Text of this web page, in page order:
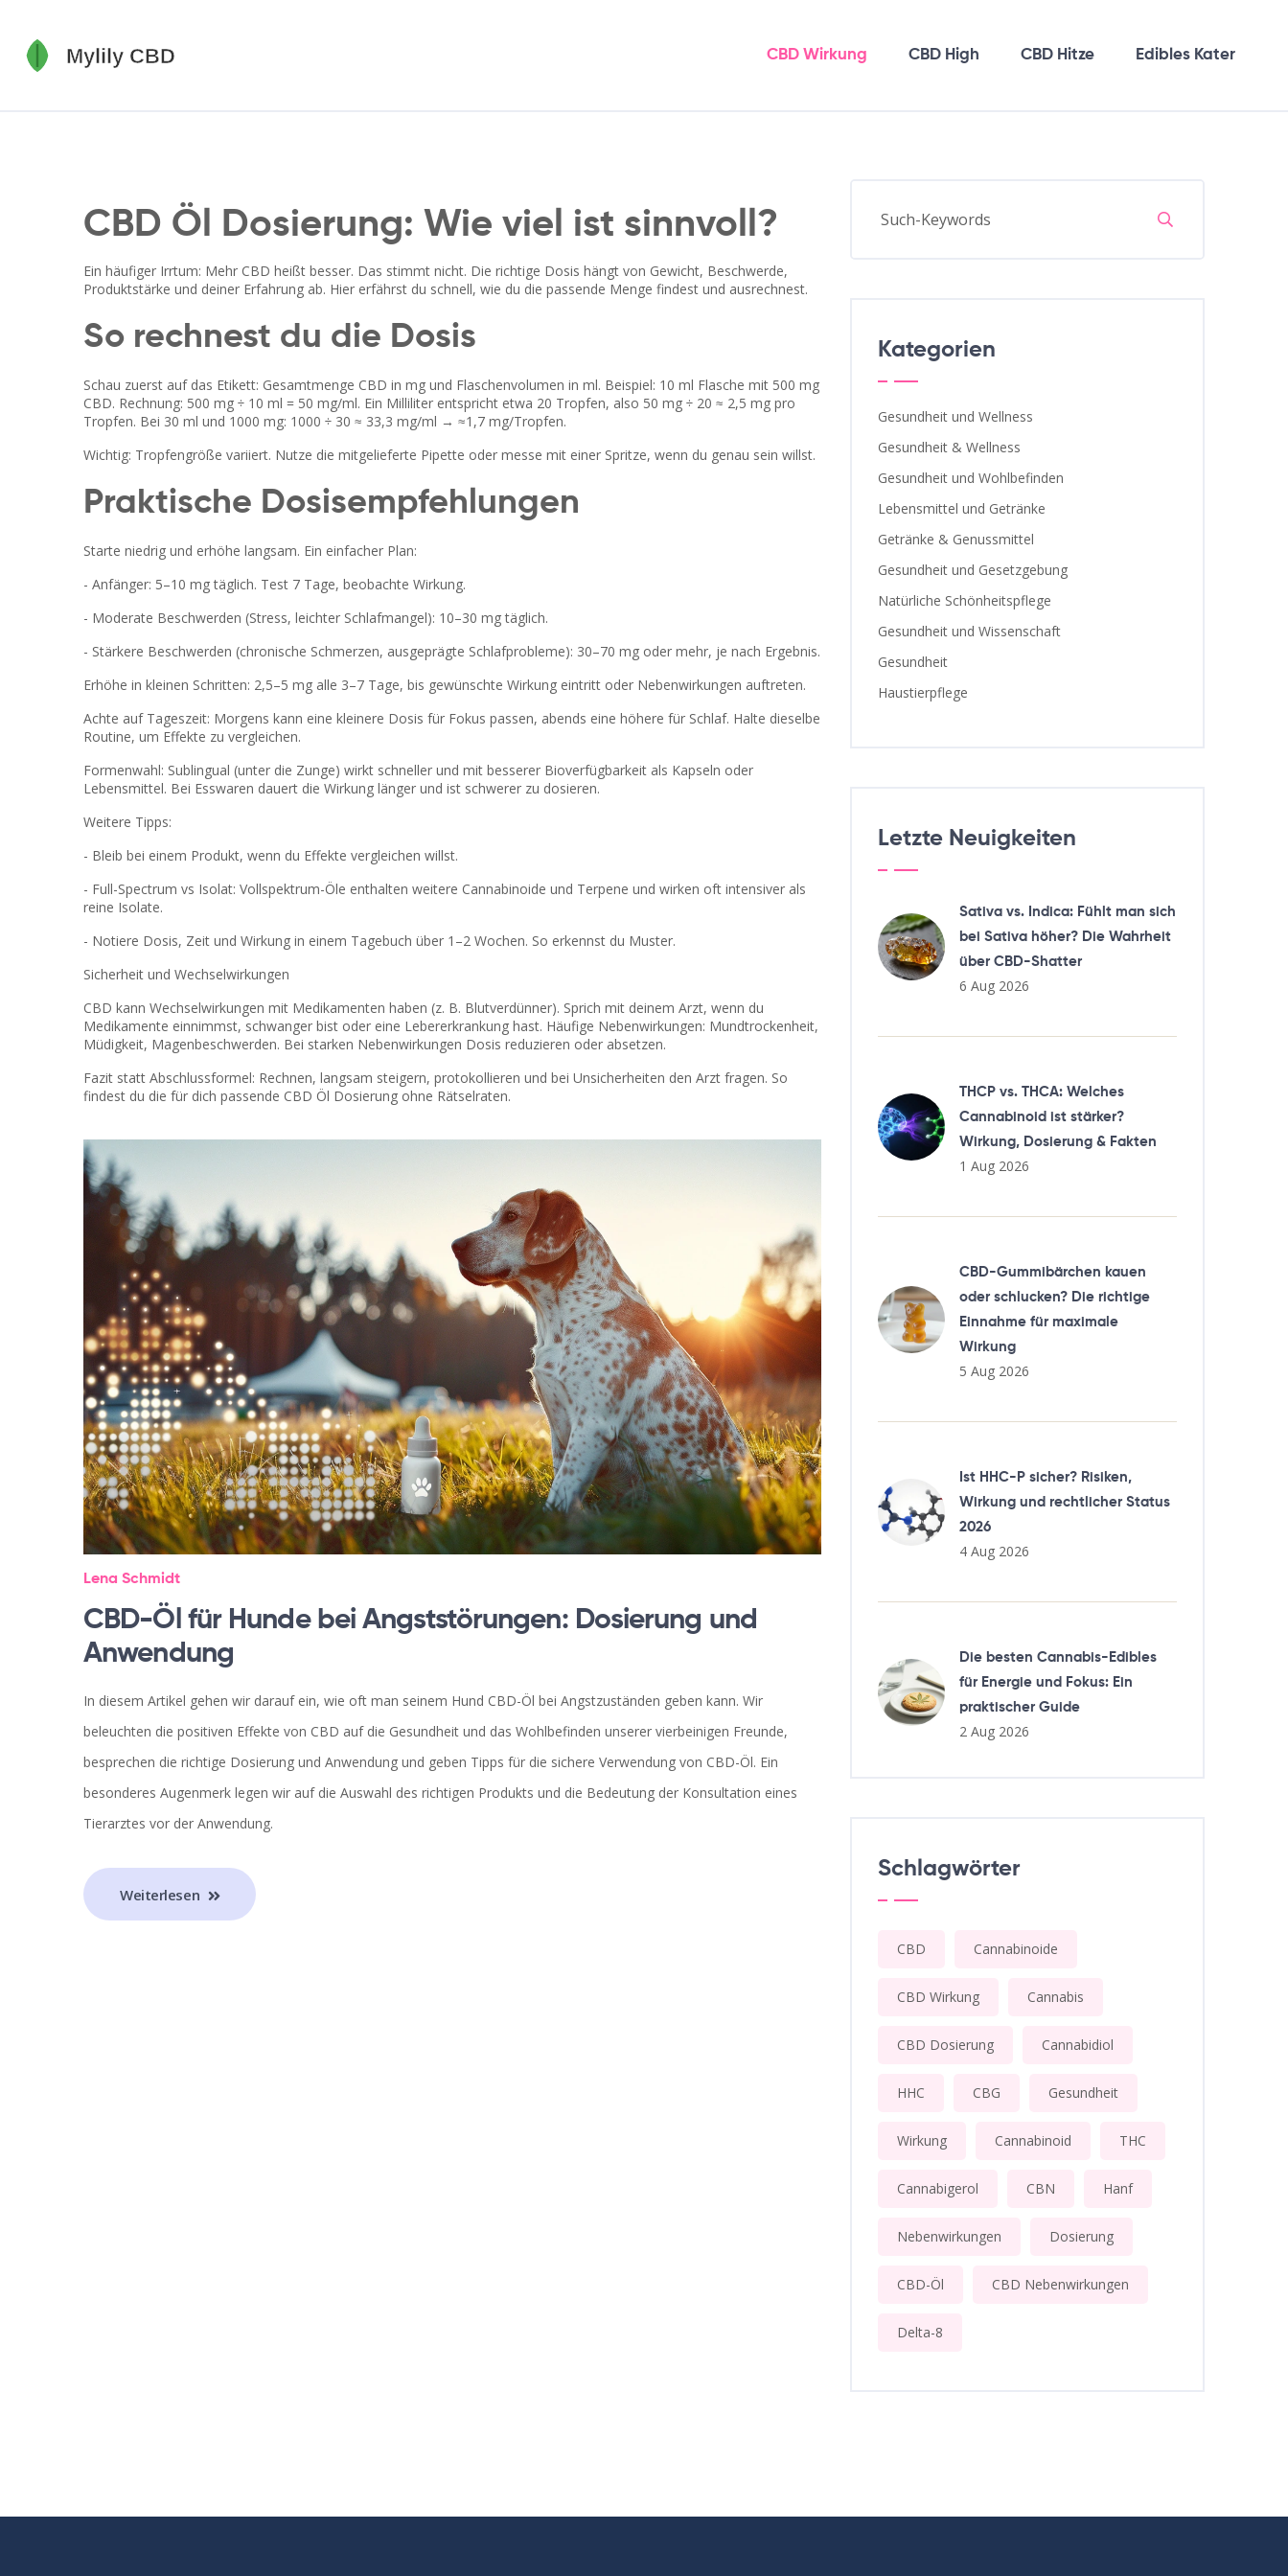
CBD Wirkung CBD High CBD Hitze Edibles Kater
CBD Öl Dosierung: Wie viel ist sinnvoll?
Ein häufiger Irrtum: Mehr CBD heißt besser. Das stimmt nicht. Die richtige Dosis hängt von Gewicht, Beschwerde,
Produktstärke und deiner Erfahrung ab. Hier erfährst du schnell, wie du die passende Menge findest und ausrechnest.
So rechnest du die Dosis
Schau zuerst auf das Etikett: Gesamtmenge CBD in mg und Flaschenvolumen in ml. Beispiel: 10 ml Flasche mit 500 mg
CBD. Rechnung: 500 mg ÷ 10 ml = 50 mg/ml. Ein Milliliter entspricht etwa 20 Tropfen, also 50 mg ÷ 20 ≈ 2,5 mg pro
Tropfen. Bei 30 ml und 1000 mg: 1000 ÷ 30 ≈ 33,3 mg/ml → ≈1,7 mg/Tropfen.
Wichtig: Tropfengröße variiert. Nutze die mitgelieferte Pipette oder messe mit einer Spritze, wenn du genau sein willst.
Praktische Dosisempfehlungen
Starte niedrig und erhöhe langsam. Ein einfacher Plan:
- Anfänger: 5–10 mg täglich. Test 7 Tage, beobachte Wirkung.
- Moderate Beschwerden (Stress, leichter Schlafmangel): 10–30 mg täglich.
- Stärkere Beschwerden (chronische Schmerzen, ausgeprägte Schlafprobleme): 30–70 mg oder mehr, je nach Ergebnis.
Erhöhe in kleinen Schritten: 2,5–5 mg alle 3–7 Tage, bis gewünschte Wirkung eintritt oder Nebenwirkungen auftreten.
Achte auf Tageszeit: Morgens kann eine kleinere Dosis für Fokus passen, abends eine höhere für Schlaf. Halte dieselbe
Routine, um Effekte zu vergleichen.
Formenwahl: Sublingual (unter die Zunge) wirkt schneller und mit besserer Bioverfügbarkeit als Kapseln oder
Lebensmittel. Bei Esswaren dauert die Wirkung länger und ist schwerer zu dosieren.
Weitere Tipps:
- Bleib bei einem Produkt, wenn du Effekte vergleichen willst.
- Full-Spectrum vs Isolat: Vollspektrum-Öle enthalten weitere Cannabinoide und Terpene und wirken oft intensiver als
reine Isolate.
- Notiere Dosis, Zeit und Wirkung in einem Tagebuch über 1–2 Wochen. So erkennst du Muster.
Sicherheit und Wechselwirkungen
CBD kann Wechselwirkungen mit Medikamenten haben (z. B. Blutverdünner). Sprich mit deinem Arzt, wenn du
Medikamente einnimmst, schwanger bist oder eine Lebererkrankung hast. Häufige Nebenwirkungen: Mundtrockenheit,
Müdigkeit, Magenbeschwerden. Bei starken Nebenwirkungen Dosis reduzieren oder absetzen.
Fazit statt Abschlussformel: Rechnen, langsam steigern, protokollieren und bei Unsicherheiten den Arzt fragen. So
findest du die für dich passende CBD Öl Dosierung ohne Rätselraten.
Lena Schmidt
CBD-Öl für Hunde bei Angststörungen: Dosierung und
Anwendung
In diesem Artikel gehen wir darauf ein, wie oft man seinem Hund CBD-Öl bei Angstzuständen geben kann. Wir
beleuchten die positiven Effekte von CBD auf die Gesundheit und das Wohlbefinden unserer vierbeinigen Freunde,
besprechen die richtige Dosierung und Anwendung und geben Tipps für die sichere Verwendung von CBD-Öl. Ein
besonderes Augenmerk legen wir auf die Auswahl des richtigen Produkts und die Bedeutung der Konsultation eines
Tierarztes vor der Anwendung.
Weiterlesen
Kategorien
Gesundheit und Wellness
Gesundheit & Wellness
Gesundheit und Wohlbefinden
Lebensmittel und Getränke
Getränke & Genussmittel
Gesundheit und Gesetzgebung
Natürliche Schönheitspflege
Gesundheit und Wissenschaft
Gesundheit
Haustierpflege
Letzte Neuigkeiten
Sativa vs. Indica: Fühlt man sich
bei Sativa höher? Die Wahrheit
über CBD-Shatter
6 Aug 2026
THCP vs. THCA: Welches
Cannabinoid ist stärker?
Wirkung, Dosierung & Fakten
1 Aug 2026
CBD-Gummibärchen kauen
oder schlucken? Die richtige
Einnahme für maximale
Wirkung
5 Aug 2026
Ist HHC-P sicher? Risiken,
Wirkung und rechtlicher Status
2026
4 Aug 2026
Die besten Cannabis-Edibles
für Energie und Fokus: Ein
praktischer Guide
2 Aug 2026
Schlagwörter
CBD Cannabinoide
CBD Wirkung Cannabis
CBD Dosierung Cannabidiol
HHC CBG Gesundheit
Wirkung Cannabinoid THC
Cannabigerol CBN Hanf
Nebenwirkungen Dosierung
CBD-Öl CBD Nebenwirkungen
Delta-8